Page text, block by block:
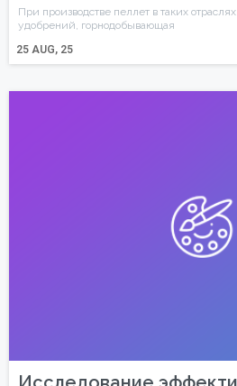
25 AUG, 25
При производстве пеллет в таких
удобрений, горнодобывающая